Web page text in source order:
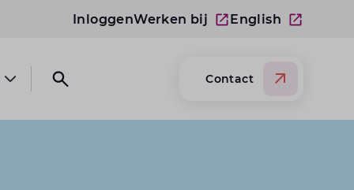
InloggenWerken bij English
Open submenu Over Lansigt
Open search website
Contact